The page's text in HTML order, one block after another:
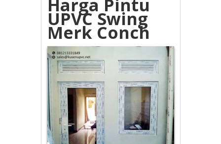
Harga Pintu
UPVC Swing
Merk Conch